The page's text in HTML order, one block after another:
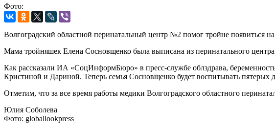
Фото:
Волгоградский областной перинатальный центр №2 помог тройне появиться на
Мама тройняшек Елена Сосновщенко была выписана из перинатального
Как рассказали ИА «СоцИнформБюро» в пресс-службе облздрава,
Кристиной и Дариной. Теперь семья Сосновщенко будет воспитывать пятерых
Отметим, что за все время работы медики Волгоградского областного
Юлия Соболева
Фото: globallookpress